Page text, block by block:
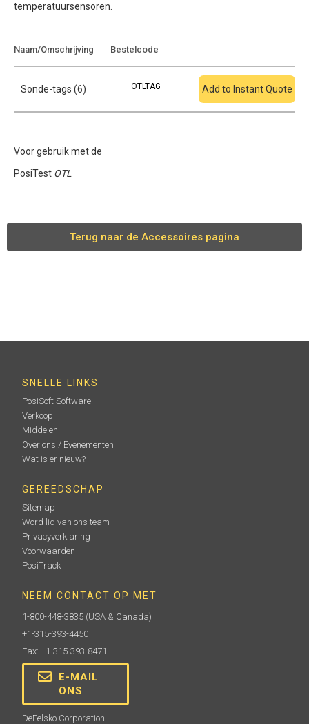
temperatuursensoren.
Naam/Omschrijving Bestelcode
Sonde-tags (6) OTLTAG Add to Instant Quote
Voor gebruik met de
PosiTest OTL
Terug naar de Accessoires pagina
SNELLE LINKS
PosiSoft Software
Verkoop
Middelen
Over ons / Evenementen
Wat is er nieuw?
GEREEDSCHAP
Sitemap
Word lid van ons team
Privacyverklaring
Voorwaarden
PosiTrack
NEEM CONTACT OP MET
1-800-448-3835 (USA & Canada)
+1-315-393-4450
Fax: +1-315-393-8471
E-MAIL
ONS
DeFelsko Corporation